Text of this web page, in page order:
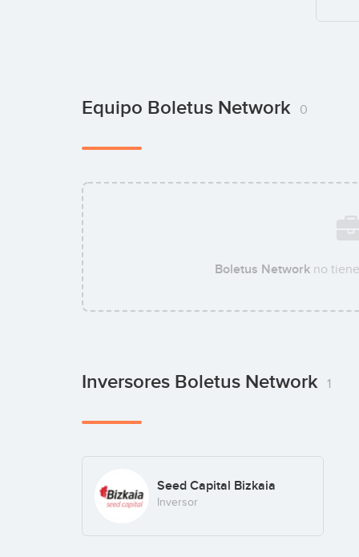
Equipo Boletus Network 0
Boletus Network no
Inversores Boletus Network 1
Seed Capital Bizkaia
Inversor